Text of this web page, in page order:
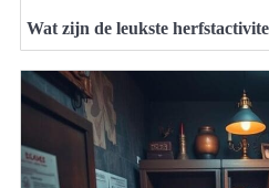
Wat zijn de leukste